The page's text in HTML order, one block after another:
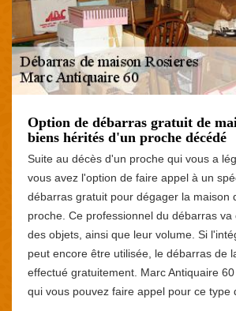
Option de débarras gratuit de
biens hérités d'un proche décédé
Suite au décès d'un proche qui vous a
vous avez l'option de faire appel à un
débarras gratuit pour dégager la maison
proche. Ce professionnel du débarras
des objets, ainsi que leur volume. Si
peut encore être utilisée, le débarras de
effectué gratuitement. Marc Antiquaire
qui vous pouvez faire appel pour ce type